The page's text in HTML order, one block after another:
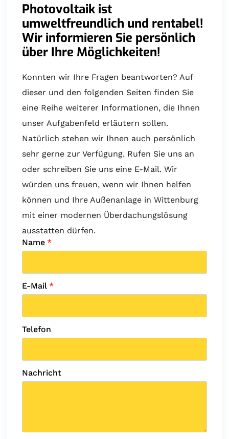
Photovoltaik ist
umweltfreundlich und rentabel!
Wir informieren Sie persönlich
über Ihre Möglichkeiten!
Konnten wir Ihre Fragen beantworten? Auf
dieser und den folgenden Seiten finden Sie
eine Reihe weiterer Informationen, die Ihnen
unser Aufgabenfeld erläutern sollen.
Natürlich stehen wir Ihnen auch persönlich
sehr gerne zur Verfügung. Rufen Sie uns an
oder schreiben Sie uns eine E-Mail. Wir
würden uns freuen, wenn wir Ihnen helfen
können und Ihre Außenanlage in Wittenburg
mit einer modernen Überdachungslösung
ausstatten dürfen.
Name *
E-Mail *
Telefon
Nachricht